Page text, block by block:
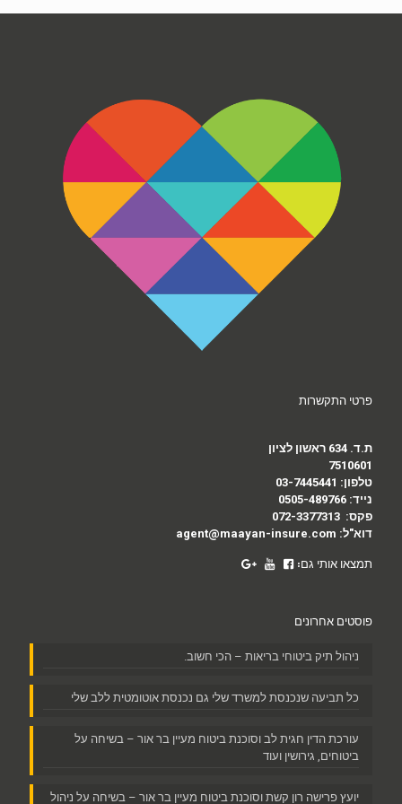
פרטי התקשרות
ת.ד. 634 ראשון לציון
7510601
טלפון: 03-7445441
נייד: 0505-489766
פקס: 072-3377313
דוא"ל: agent@maayan-insure.com
תמצאו אותי גם:
פוסטים אחרונים
ניהול תיק ביטוחי בריאות – הכי חשוב.
כל תביעה שנכנסת למשרד שלי גם נכנסת אוטומטית ללב שלי
עורכת הדין חגית לב וסוכנת ביטוח מעיין בר אור – בשיחה על
ביטוחים, גירושין ועוד
יועץ פרישה רון קשת וסוכנת ביטוח מעיין בר אור – בשיחה על ניהול